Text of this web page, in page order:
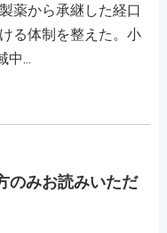
薬から承継した経口
る体制を整えた。小
中...
のみお読みいただ